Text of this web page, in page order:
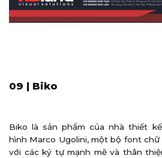
09 | Biko
Biko là sản phẩm của nhà thiết
hình Marco Ugolini, một bộ font chữ
với các ký tự mạnh mẽ và thân